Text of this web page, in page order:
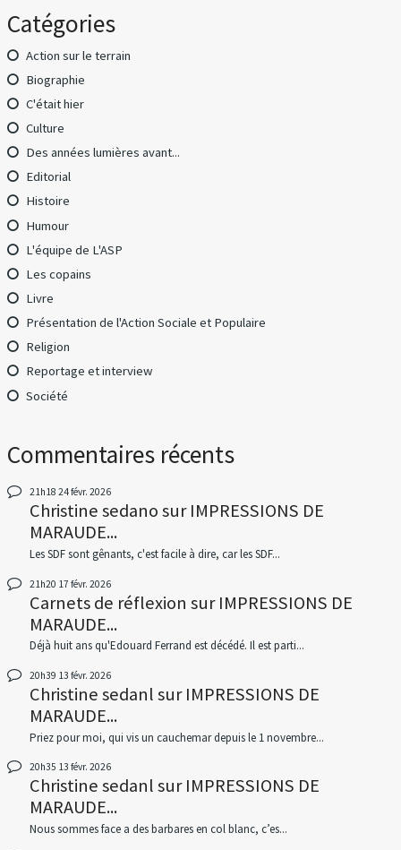
Catégories
Action sur le terrain
Biographie
C'était hier
Culture
Des années lumières avant...
Editorial
Histoire
Humour
L'équipe de L'ASP
Les copains
Livre
Présentation de l'Action Sociale et Populaire
Religion
Reportage et interview
Société
Commentaires récents
21h18 24févr. 2026
Christine sedanosurIMPRESSIONS DE
MARAUDE...
Les SDF sont gênants, c'est facile à dire, car les SDF...
21h20 17 févr. 2026
Carnets de réflexion surIMPRESSIONS DE
MARAUDE...
Déjà huit ans qu'Edouard Ferrand est décédé. Il est parti...
20h39 13 févr. 2026
Christine sedanlsurIMPRESSIONS DE
MARAUDE...
Priez pour moi, qui vis un cauchemar depuis le 1 novembre...
20h35 13 févr. 2026
Christine sedanlsurIMPRESSIONS DE
MARAUDE...
Nous sommes face a des barbares en col blanc, c’es...